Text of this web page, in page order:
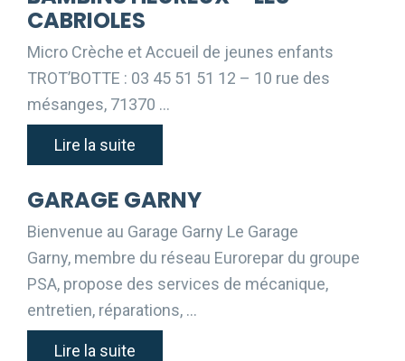
CABRIOLES
Micro Crèche et Accueil de jeunes enfants
TROT’BOTTE : 03 45 51 51 12 – 10 rue des
mésanges, 71370 …
Lire la suite
GARAGE GARNY
Bienvenue au Garage Garny Le Garage
Garny, membre du réseau Eurorepar du groupe
PSA, propose des services de mécanique,
entretien, réparations, …
Lire la suite